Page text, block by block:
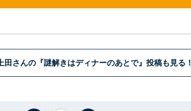
上田さんの『謎解きはディナーのあとで』投稿も見る！